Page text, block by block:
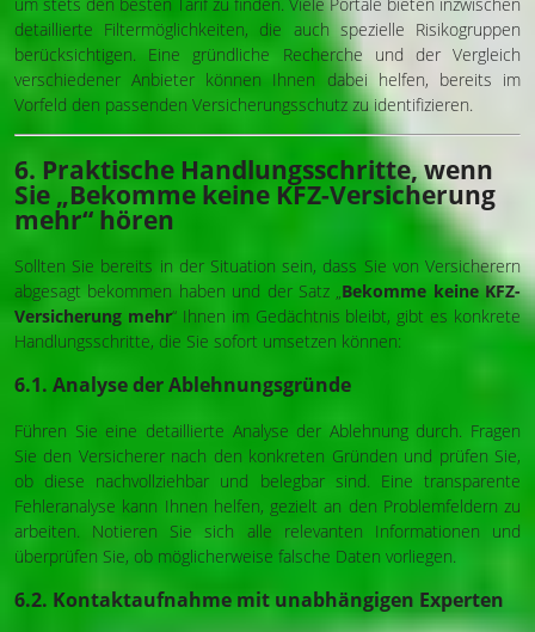
detaillierte Filtermöglichkeiten, die auch spezielle Risikogruppen
berücksichtigen. Eine gründliche Recherche und der Vergleich
verschiedener Anbieter können Ihnen dabei helfen, bereits im
Vorfeld den passenden Versicherungsschutz zu identifizieren.
6. Praktische Handlungsschritte, wenn
Sie „Bekomme keine KFZ-Versicherung
mehr“ hören
Sollten Sie bereits in der Situation sein, dass Sie von Versicherern
abgesagt bekommen haben und der Satz „Bekomme keine KFZ-
Versicherung mehr“ Ihnen im Gedächtnis bleibt, gibt es konkrete
Handlungsschritte, die Sie sofort umsetzen können:
6.1. Analyse der Ablehnungsgründe
Führen Sie eine detaillierte Analyse der Ablehnung durch. Fragen
Sie den Versicherer nach den konkreten Gründen und prüfen Sie,
ob diese nachvollziehbar und belegbar sind. Eine transparente
Fehleranalyse kann Ihnen helfen, gezielt an den Problemfeldern zu
arbeiten. Notieren Sie sich alle relevanten Informationen und
überprüfen Sie, ob möglicherweise falsche Daten vorliegen.
6.2. Kontaktaufnahme mit unabhängigen Experten